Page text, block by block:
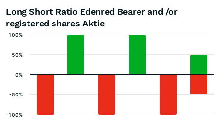
Long Short Ratio Edenred Bearer and /or
registered shares Aktie
-100%
-50%
0%
50%
100%